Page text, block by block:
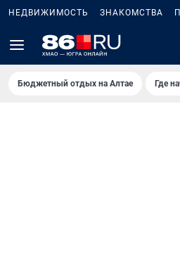
НЕДВИЖИМОСТЬ ЗНАКОМСТВА
Бюджетный отдых на Алтае Где